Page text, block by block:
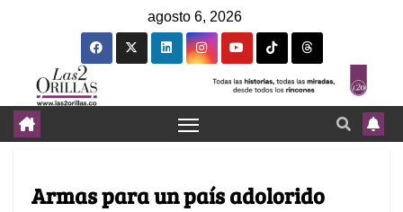
agosto 6, 2026
Armas para un país adolorido